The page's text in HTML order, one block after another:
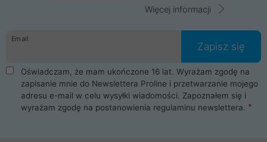
Więcej informacji
Email
Zapisz się
Oświadczam, że mam ukończone 16 lat. Wyrażam zgodę na
zapisanie mnie do Newslettera Proline i przetwarzanie mojego
adresu e-mail w celu wysyłki wiadomości. Zapoznałem się i
wyrażam zgodę na postanowienia regulaminu newslettera.